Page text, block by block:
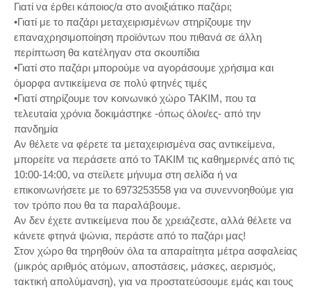
Γιατί να έρθει κάποιος/α στο ανοιξιάτικο παζάρι;
•Γιατί με το παζάρι μεταχειρισμένων στηρίζουμε την
επαναχρησιμοποίηση προϊόντων που πιθανά σε άλλη
περίπτωση θα κατέληγαν στα σκουπίδια
•Γιατί στο παζάρι μπορούμε να αγοράσουμε χρήσιμα και
όμορφα αντικείμενα σε πολύ φτηνές τιμές
•Γιατί στηρίζουμε τον κοινωνικό χώρο ΤΑΚΙΜ, που τα
τελευταία χρόνια δοκιμάστηκε -όπως όλοι/ες- από την
πανδημία
Αν θέλετε να φέρετε τα μεταχειρισμένα σας αντικείμενα,
μπορείτε να περάσετε από το ΤΑΚΙΜ τις καθημερινές από τις
10:00-14:00, να στείλετε μήνυμα στη σελίδα ή να
επικοινωνήσετε με το 6973253558 για να συνεννοηθούμε για
τον τρόπο που θα τα παραλάβουμε.
Αν δεν έχετε αντικείμενα που δε χρειάζεστε, αλλά θέλετε να
κάνετε φτηνά ψώνια, περάστε από το παζάρι μας!
Στον χώρο θα τηρηθούν όλα τα απαραίτητα μέτρα ασφαλείας
(μικρός αριθμός ατόμων, αποστάσεις, μάσκες, αερισμός,
τακτική απολύμανση), για να προστατεύσουμε εμάς και τους